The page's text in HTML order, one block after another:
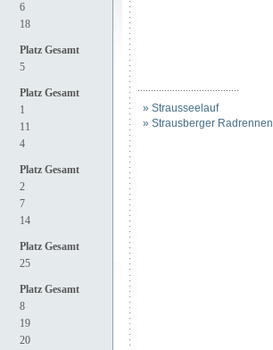
6
18
Platz Gesamt
5
Platz Gesamt
1
11
4
Platz Gesamt
2
7
14
Platz Gesamt
25
Platz Gesamt
8
19
20
......................................
» Strausseelauf
» Strausberger Radrennen